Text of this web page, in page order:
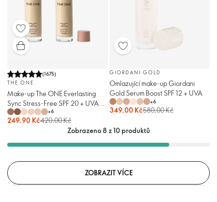
(1675)
THE ONE
Make-up The ONE Everlasting
Sync Stress-Free SPF 20 + UVA
Natural
+6
249,90 Kč420,00 Kč
GIORDANI GOLD
Omlazující make-up Giordani
Gold Serum Boost SPF 12 + UVA
+6
349,00 Kč580,00 Kč
Zobrazeno 8 z 10 produktů
ZOBRAZIT VÍCE